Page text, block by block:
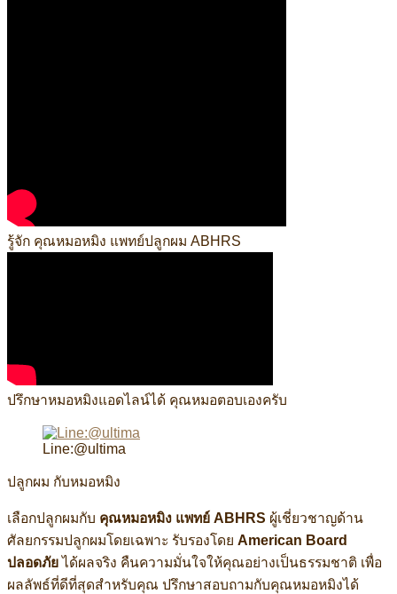
รู้จัก คุณหมอหมิง แพทย์ปลูกผม ABHRS
ปรึกษาหมอหมิงแอดไลน์ได้ คุณหมอตอบเองครับ
Line:@ultima
ปลูกผม กับหมอหมิง
เลือกปลูกผมกับ คุณหมอหมิง แพทย์ ABHRS ผู้เชี่ยวชาญด้าน
ศัลยกรรมปลูกผมโดยเฉพาะ รับรองโดย American Board
ปลอดภัยได้ผลจริง คืนความมั่นใจให้คุณอย่างเป็นธรรมชาติ เพื่อ
ผลลัพธ์ที่ดีที่สุดสำหรับคุณ ปรึกษาสอบถามกับคุณหมอหมิงได้